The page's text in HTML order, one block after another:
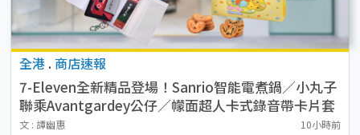
全港 . 商店速報
7-Eleven全新精品登場！Sanrio智能電煮鍋／小丸子
聯乘Avantgardey公仔／幪面超人卡式錄音帶卡片套
／貓山王榴槤冰皮 附開售詳情
文 : 譚幽惠 10小時前